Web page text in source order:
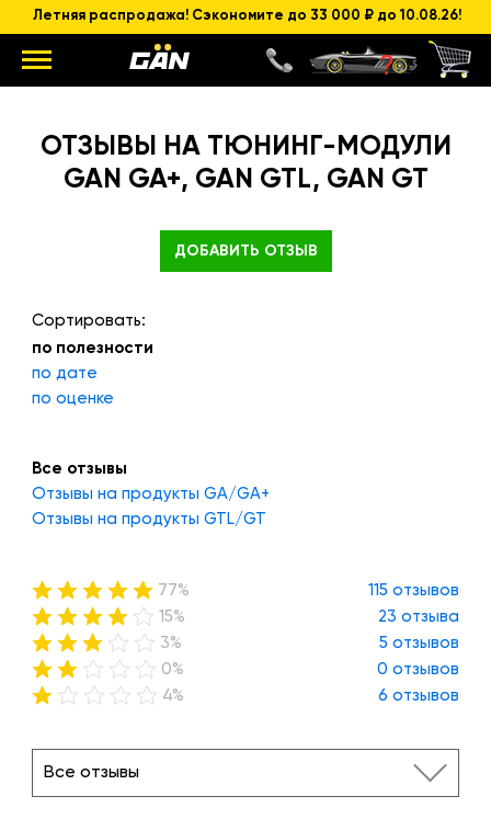
Летняя распродажа! Сэкономите до 33 000 ₽ до 10.08.26!
ОТЗЫВЫ НА ТЮНИНГ-МОДУЛИ
GAN GA+, GAN GTL, GAN GT
Все отзывы
ДОБАВИТЬ ОТЗЫВ
Сортировать:
по полезности
по дате
по оценке
Все отзывы
Отзывы на продукты GA/GA+
Отзывы на продукты GTL/GT
77%
115 отзывов
15%
23 отзыва
3%
5 отзывов
0%
0 отзывов
4%
6 отзывов